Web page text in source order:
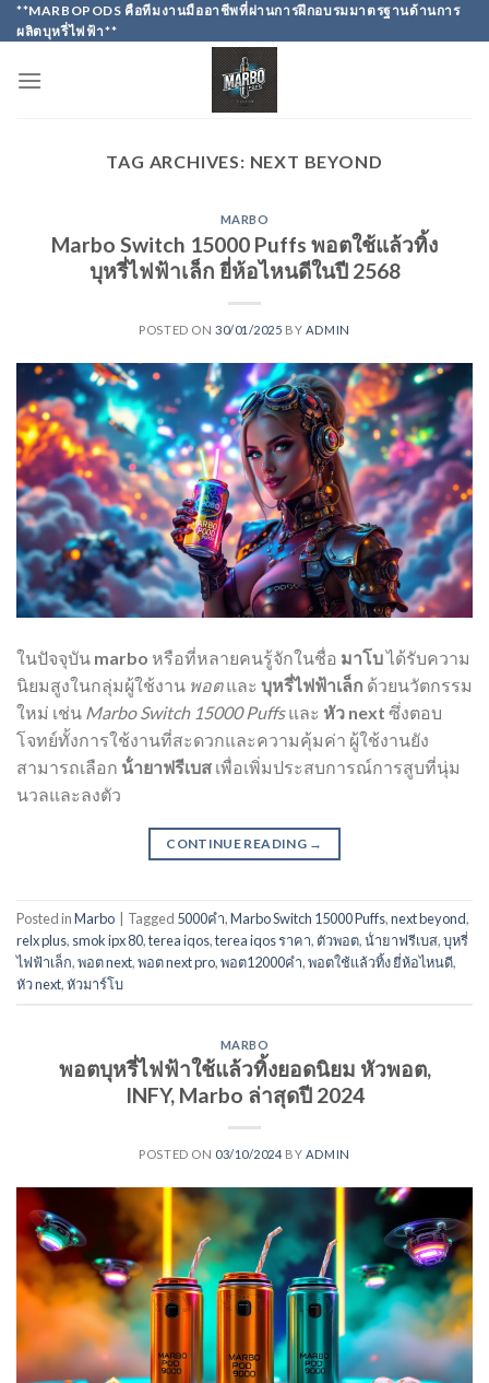
Skip
to
**MARBOPODS คือทีมงานมืออาชีพที่ผ่านการฝึกอบรมมาตรฐานด้านการ
ผลิตบุหรี่ไฟฟ้า**
TAG ARCHIVES: NEXT BEYOND
MARBO
Marbo Switch 15000 Puffs พอตใช้แล้วทิ้ง
บุหรี่ไฟฟ้าเล็ก ยี่ห้อไหนดีในปี 2568
POSTED ON 30/01/2025 BY ADMIN
ในปัจจุบัน marbo หรือที่หลายคนรู้จักในชื่อ มาโบได้รับความ
นิยมสูงในกลุ่มผู้ใช้งาน พอตและ บุหรี่ไฟฟ้าเล็ก ด้วยนวัตกรรม
ใหม่ เช่น Marbo Switch 15000 Puffsและ หัว next ซึ่งตอบ
โจทย์ทั้งการใช้งานที่สะดวกและความคุ้มค่า ผู้ใช้งานยัง
สามารถเลือก น้ํายาฟรีเบส เพื่อเพิ่มประสบการณ์การสูบที่นุ่ม
นวลและลงตัว
CONTINUE READING →
Posted inMarbo Tagged 5000คำ,Marbo Switch 15000 Puffs,next beyond,
relx plus, smok ipx 80,terea iqos,terea iqos ราคา, ตัวพอต,น้ํายาฟรีเบส,บุหรี่
ไฟฟ้าเล็ก,พอต next,พอต next pro,พอต12000คํา,พอตใช้แล้วทิ้ง ยี่ห้อไหนดี,
หัว next,หัวมาร์โบ
MARBO
พอตบุหรี่ไฟฟ้าใช้แล้วทิ้งยอดนิยม หัวพอต,
INFY, Marbo ล่าสุดปี 2024
POSTED ON 03/10/2024 BY ADMIN